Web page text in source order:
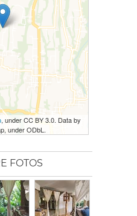
, under CC BY 3.0. Data by
under ODbL.
FOTOS